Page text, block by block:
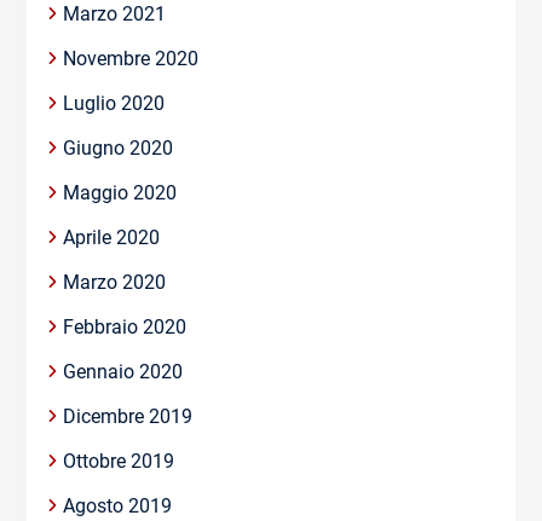
Marzo 2021
Novembre 2020
Luglio 2020
Giugno 2020
Maggio 2020
Aprile 2020
Marzo 2020
Febbraio 2020
Gennaio 2020
Dicembre 2019
Ottobre 2019
Agosto 2019